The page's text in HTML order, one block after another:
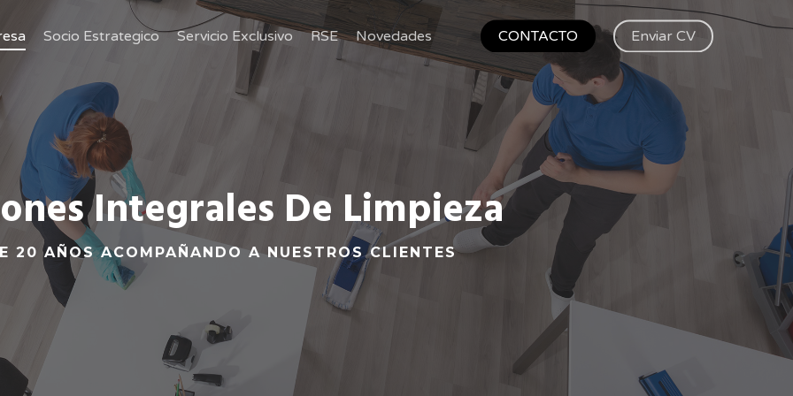
Socio Estrategico Servicio Exclusivo RSE Novedades CONTACTO Enviar CV
Integrales De Limpieza
20 AÑOS ACOMPAÑANDO A NUESTROS CLIENTES